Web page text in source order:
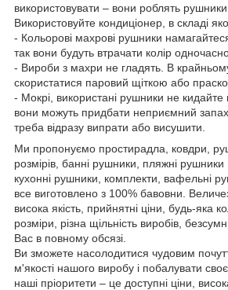
використовувати – вони роблять
Використовуйте кондиціонер, в складі
- Кольорові махрові рушники
так вони будуть втрачати колір
- Вироби з махри не гладять. В
скористатися паровий щіткою або
- Мокрі, використані рушники не
вони можуть придбати неприємний
треба відразу випрати або висушити.
Ми пропонуємо простирадла, ковдри,
розмірів, банні рушники, пляжні рушники
кухонні рушники, комплекти, вафельні
все виготовлено з 100% бавовни.
висока якість, прийнятні ціни, будь-яка
розміри, різна щільність виробів,
Вас в повному обсязі.
Ви зможете насолодитися чудовим
м'якості нашого виробу і побалувати
наші пріоритети – це доступні ціни,